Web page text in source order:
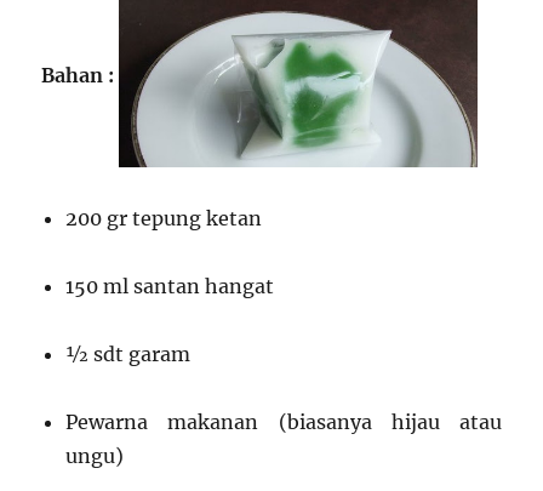
Bahan :
200 gr tepung ketan
150 ml santan hangat
½ sdt garam
Pewarna makanan (biasanya hijau atau
ungu)